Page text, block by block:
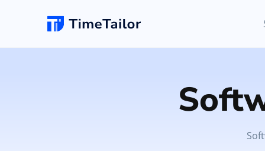
Adăugați programări și setați funcția de self-booking